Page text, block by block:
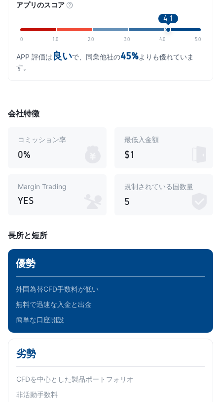
アプリのスコア
4.1
0 1.0 2.0 3.0 4.0 5.0
APP 評価は 良いで、同業他社の45%よりも優れていま
す。
会社特徴
コミッション率
0%
最低入金額
$1
Margin Trading
YES
規制されている国数量
5
長所と短所
優勢
外国為替CFD手数料が低い
無料で迅速な入金と出金
簡単な口座開設
劣勢
CFDを中心とした製品ポートフォリオ
非活動手数料